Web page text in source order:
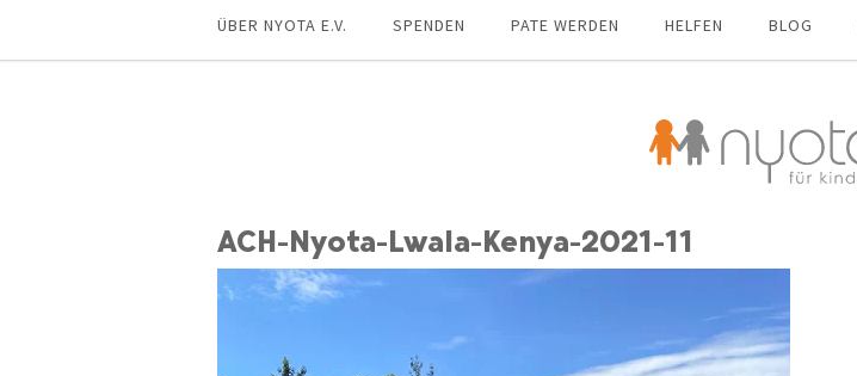
ÜBER NYOTA E.V. SPENDEN PATE WERDEN HELFEN BLOG
ACH-Nyota-Lwala-Kenya-2021-11